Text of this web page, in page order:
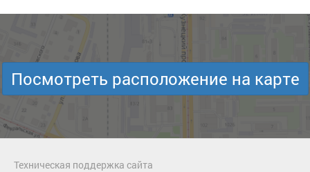
Посмотреть расположение на карте
Техническая поддержка сайта